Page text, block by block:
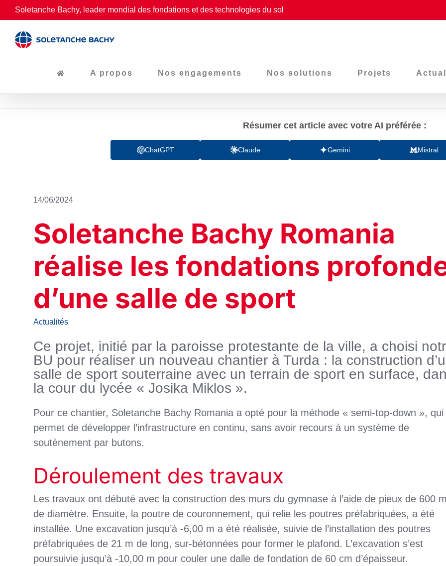
Passer
au
contenu
Soletanche Bachy, leader mondial des fondations et des technologies du sol
A propos Nos engagements Nos solutions Projets
Résumer cet article avec votre AI préférée :
ChatGPT Claude Gemini Mistral
14/06/2024
Soletanche Bachy Romania
réalise les fondations
d’une salle de sport
Actualités
Ce projet, initié par la paroisse protestante de la ville, a choisi
BU pour réaliser un nouveau chantier à Turda : la construction
salle de sport souterraine avec un terrain de sport en surface,
la cour du lycée « Josika Miklos ».
Pour ce chantier, Soletanche Bachy Romania a opté pour la méthode « semi-top-down », qui
permet de développer l’infrastructure en continu, sans avoir recours à un système de
soutènement par butons.
Déroulement des travaux
Les travaux ont débuté avec la construction des murs du gymnase à l’aide de pieux de 600
de diamètre. Ensuite, la poutre de couronnement, qui relie les poutres préfabriquées, a été
installée. Une excavation jusqu’à -6,00 m a été réalisée, suivie de l’installation des poutres
préfabriquées de 21 m de long, sur-bétonnées pour former le plafond. L’excavation s’est
poursuivie jusqu’à -10,00 m pour couler une dalle de fondation de 60 cm d’épaisseur.